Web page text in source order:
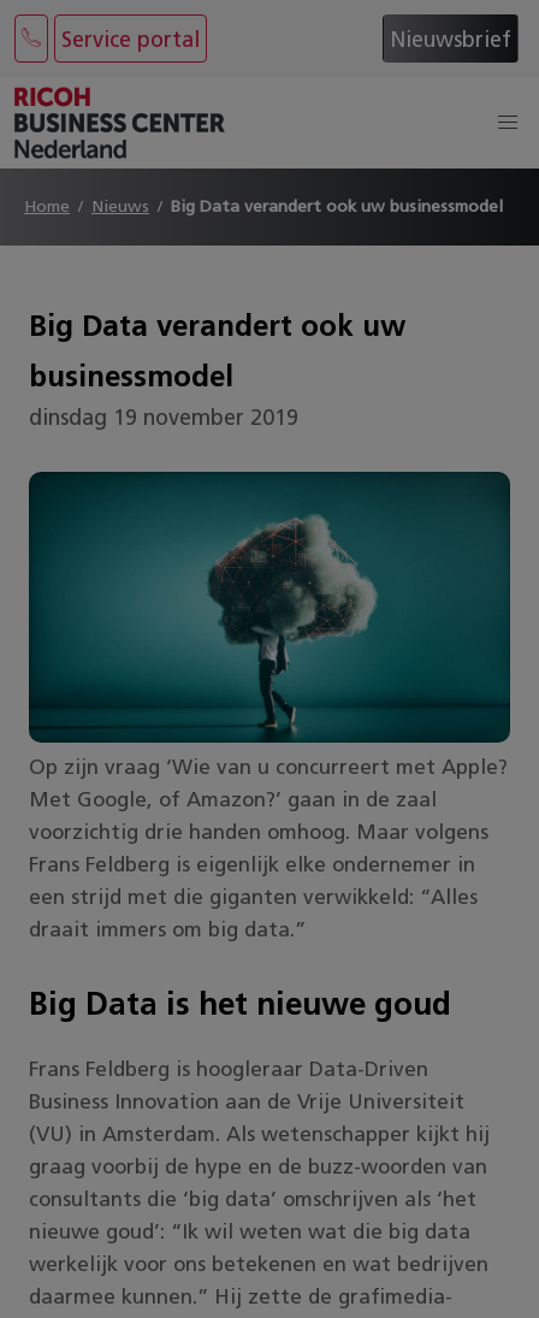
Service portal Nieuwsbrief
Home Nieuws Big Data verandert ook uw businessmodel
Big Data verandert ook uw
businessmodel
dinsdag 19 november 2019
Op zijn vraag ‘Wie van u concurreert met Apple?
Met Google, of Amazon?’ gaan in de zaal
voorzichtig drie handen omhoog. Maar volgens
Frans Feldberg is eigenlijk elke ondernemer in
een strijd met die giganten verwikkeld: “Alles
draait immers om big data.”
Big Data is het nieuwe goud
Frans Feldberg is hoogleraar Data-Driven
Business Innovation aan de Vrije Universiteit
(VU) in Amsterdam. Als wetenschapper kijkt hij
graag voorbij de hype en de buzz-woorden van
consultants die ‘big data’ omschrijven als ‘het
nieuwe goud’: “Ik wil weten wat die big data
werkelijk voor ons betekenen en wat bedrijven
daarmee kunnen.” Hij zette de grafimedia-